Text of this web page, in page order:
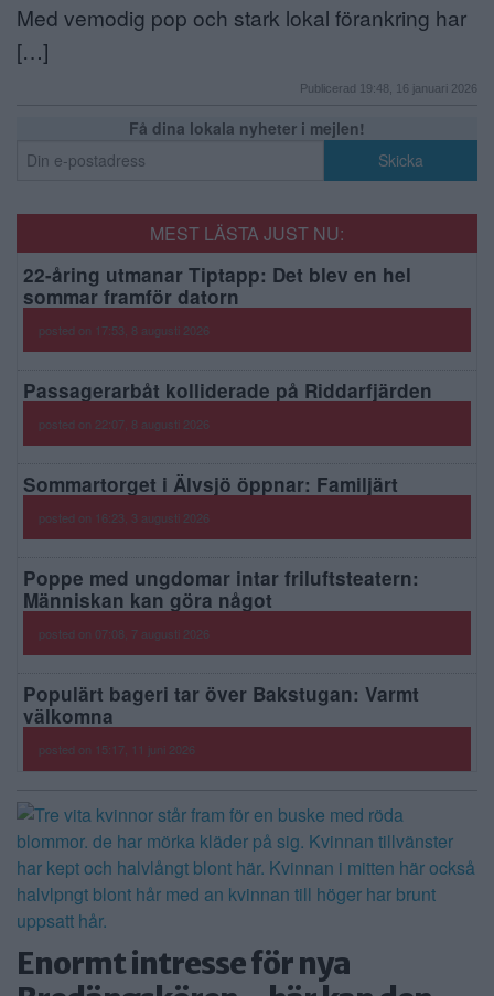
Med vemodig pop och stark lokal förankring har
[…]
Publicerad 19:48, 16 januari 2026
Få dina lokala nyheter i mejlen!
MEST LÄSTA JUST NU:
22-åring utmanar Tiptapp: Det blev en hel
sommar framför datorn
posted on 17:53, 8 augusti 2026
Passagerarbåt kolliderade på Riddarfjärden
posted on 22:07, 8 augusti 2026
Sommartorget i Älvsjö öppnar: Familjärt
posted on 16:23, 3 augusti 2026
Poppe med ungdomar intar friluftsteatern:
Människan kan göra något
posted on 07:08, 7 augusti 2026
Populärt bageri tar över Bakstugan: Varmt
välkomna
posted on 15:17, 11 juni 2026
Enormt intresse för nya